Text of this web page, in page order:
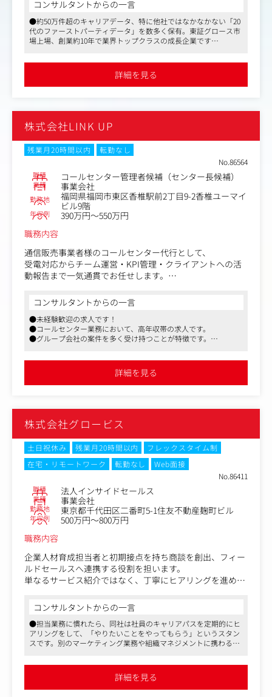
提供できる価値を伝えることで、質の高い商談機会を創出
し、フィールドセールスへ接続する戦略的な役割を担いま
す。
将来的には、マーケットやプロダクトの知見を活かし、部
くことを期待しています。
ングし、解決策としての同社のプロダクトの可能性を提
示。商談の確度を高めたうえで、フィールドセールスへ引
き継ぐ（トスアップ）。
- 顧客との会話で得られた生の市場情報や顧客課題を構
造化し、マーケティング部門やフィールドセールス部門、
プロダクト開発部門へフィードバック。戦略立案やプロダ
クト改善に貢献する。
・営業効率向上のための仕組みづくり：
- SalesforceなどのSFA／CRMツールを用いたデータ管
部門全体の営業プロセス改善提案・実行をリードする。
コンサルタントからの一言
●約50万件超のキャリアデータ、特に他社ではなかなかない「20
代のファーストパーティデータ」を数多く保有。東証グロース市
場上場、創業約10年で業界トップクラスの成長企業です
●フレックスタイム制導入。「くるみん認定」取得など働きやす
詳細を見る
株式会社LINK UP
残業月20時間以内
転勤なし
No.86564
職種 コールセンター管理者候補（センター長候補）
業種 事業会社
勤務地
福岡県福岡市東区香椎駅前2丁目9-2香椎ユーマイ
ビル9階
年収例
390万円～550万円
職務内容
通信販売事業者様のコールセンター代行として、
受電対応からチーム運営・KPI管理・クライアントへの活
動報告まで一気通貫でお任せします。
＜具体的な業務＞
・受電対応／カスタマーサポート業務（入社後約3ヶ月）
・継続導入率などKPIの設定・管理・改善PDCAの実行
・法人クライアントへの活動報告資料作成・報告（Exce
l・PowerPoint／テンプレートあり）
・マニュアル整備・研修実施など拠点オペレーションの仕
入社～3ヶ月：座学＋OJTでコールセンター業務の基礎を習
得
3ヶ月～：メンバー管理・KPI設定など管理者業務へステッ
プアップ
・入社1年目から裁量を持ってKPI設定～改善PDCAを回せ
る環境
・「全員センター長へ」の明確な育成思想と実績あり
コンサルタントからの一言
●未経験歓迎の求人です！
●コールセンター業務において、高年収帯の求人です。
●グループ会社の案件を多く受け持つことが特徴です。
詳細を見る
株式会社グロービス
土日祝休み 残業月20時間以内
フレックスタイム制
在宅・リモートワーク
転勤なし
Web面接
No.86411
職種 法人インサイドセールス
業種 事業会社
勤務地 東京都千代田区二番町5-1住友不動産麹町ビル
年収例
500万円～800万円
職務内容
企業人材育成担当者と初期接点を持ち商談を創出、フィー
ルドセールスへ連携する役割を担います。
単なるサービス紹介ではなく、丁寧にヒアリングを進めな
ーションを提示、最適なタイミングでの商談化を行いま
す。
【主な担当業務】
■顧客（人事・経営層）へのアプローチと商談創出
育成担当者へ、メールや電話でアプローチを行います。
・顧客が抱える経営・組織課題の背景や、目指したい姿を
コンサルタントからの一言
●担当業務に慣れたら、同社は社員のキャリアパスを定期的にヒ
アリングをして、「やりたいことをやってもらう」というスタン
スです。別のマーケティング業務や組織マネジメントに携わる、
持つ人が集まるため合理的な社風で、裁量と自由を与え、主体的
●給料面の待遇よし、残業5～10時間程度／月、リモートワー
詳細を見る